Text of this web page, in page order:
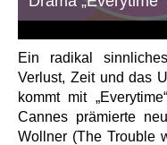
Ein radikal
Verlust, Zeit und das
kommt mit
Cannes prämierte
Wollner (The Trouble